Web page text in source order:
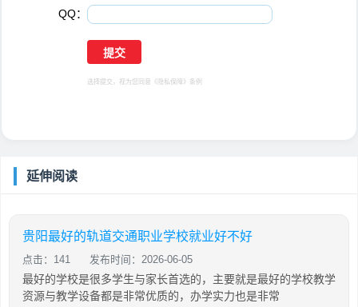
QQ：
选择提交，视为您同意 《隐私保障》 条例
延伸阅读
贵阳最好的轨道交通职业学校就业好不好
点击：141 发布时间：2026-06-05
最好的学校是很多学生与家长首选的，主要就是最好的学校教学
资源与教学设备都是非常优质的，办学实力也是非常